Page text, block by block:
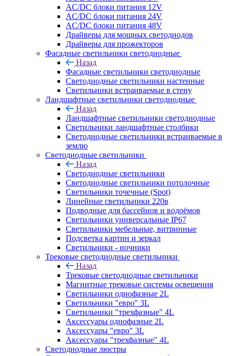
AC/DC блоки питания 12V
AC/DC блоки питания 24V
AC/DC блоки питания 48V
Драйверы для мощных светодиодов
Драйверы для прожекторов
Фасадные светильники светодиодные
Назад
Фасадные светильники светодиодные
Светодиодные светильники настенные
Светильники встраиваемые в стену
Ландшафтные светильники светодиодные
Назад
Ландшафтные светильники светодиодные
Светильники ландшафтные столбики
Светодиодные светильники встраиваемые в
землю
Светодиодные светильники
Назад
Светодиодные светильники
Светодиодные светильники потолочные
Светильники точечные (Spot)
Линейные светильники 220в
Подводные для бассейнов и водоёмов
Светильники универсальные IP67
Светильники мебельные, витринные
Подсветка картин и зеркал
Светильники - ночники
Трековые светодиодные светильники
Назад
Трековые светодиодные светильники
Магнитные трековые системы освещения
Светильники однофазные 2L
Светильники "евро" 3L
Светильники "трехфазные" 4L
Аксессуары однофазные 2L
Аксессуары "евро" 3L
Аксессуары "трехфазные" 4L
Светодиодные люстры